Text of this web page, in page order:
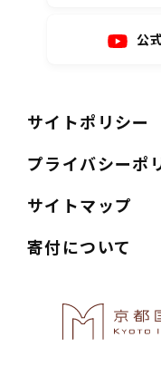
公
サイトポリシー
プライバシーポ
サイトマップ
寄付について